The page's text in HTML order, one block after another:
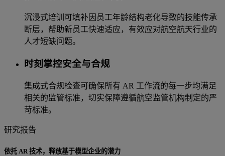
沉浸式培训可填补因员工年龄结构老化导致的技能传承
断层，帮助新员工快速适应，有效应对航空航天行业的
人才短缺问题。
时刻掌控安全与合规
集成式合规检查可确保所有 AR 工作流的每一步均满足
相关的监管标准，切实保障遵循航空监管机构制定的严
苛标准。
研究报告
依托 AR 技术，释放基于模型企业的潜力